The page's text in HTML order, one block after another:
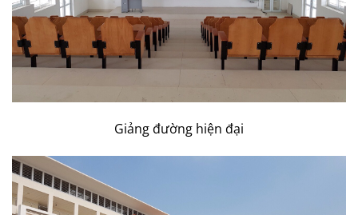
Giảng đường hiện đại